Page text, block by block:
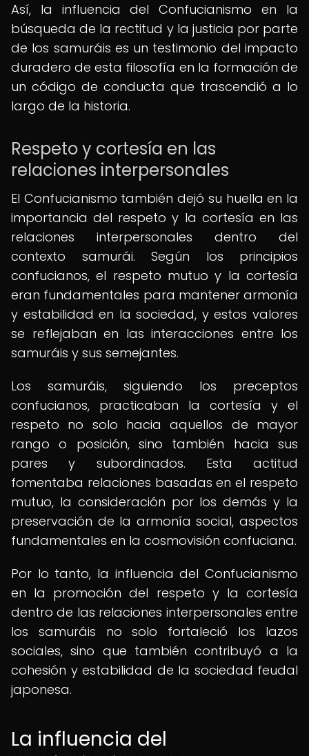
Así, la influencia del Confucianismo en la
búsqueda de la rectitud y la justicia por parte
de los samuráis es un testimonio del impacto
duradero de esta filosofía en la formación de
un código de conducta que trascendió a lo
largo de la historia.
Respeto y cortesía en las
relaciones interpersonales
El Confucianismo también dejó su huella en la
importancia del respeto y la cortesía en las
relaciones interpersonales dentro del
contexto samurái. Según los principios
confucianos, el respeto mutuo y la cortesía
eran fundamentales para mantener armonía
y estabilidad en la sociedad, y estos valores
se reflejaban en las interacciones entre los
samuráis y sus semejantes.
Los samuráis, siguiendo los preceptos
confucianos, practicaban la cortesía y el
respeto no solo hacia aquellos de mayor
rango o posición, sino también hacia sus
pares y subordinados. Esta actitud
fomentaba relaciones basadas en el respeto
mutuo, la consideración por los demás y la
preservación de la armonía social, aspectos
fundamentales en la cosmovisión confuciana.
Por lo tanto, la influencia del Confucianismo
en la promoción del respeto y la cortesía
dentro de las relaciones interpersonales entre
los samuráis no solo fortaleció los lazos
sociales, sino que también contribuyó a la
cohesión y estabilidad de la sociedad feudal
japonesa.
La influencia del